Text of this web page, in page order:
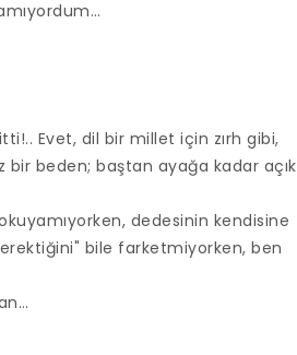
Evet, dil bir millet için zırh gibi,
beden; baştan ayağa kadar açık
dedesinin kendisine
bile farketmiyorken, ben